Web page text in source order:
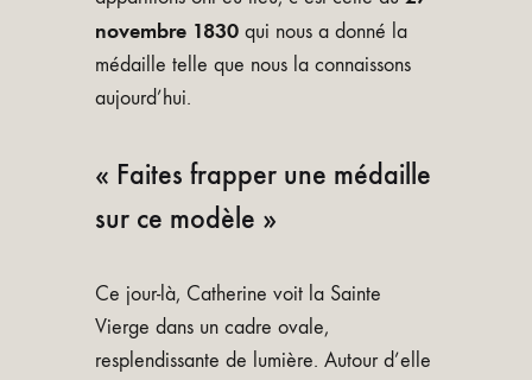
novembre 1830 qui nous a donné la
médaille telle que nous la connaissons
aujourd’hui.
« Faites frapper une médaille
sur ce modèle »
Ce jour-là, Catherine voit la Sainte
Vierge dans un cadre ovale,
resplendissante de lumière. Autour d’elle